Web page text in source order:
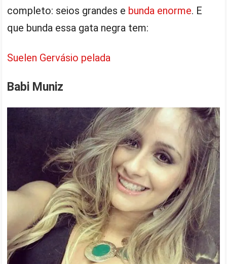
completo: seios grandes e bunda enorme. E
que bunda essa gata negra tem:
Suelen Gervásio pelada
Babi Muniz